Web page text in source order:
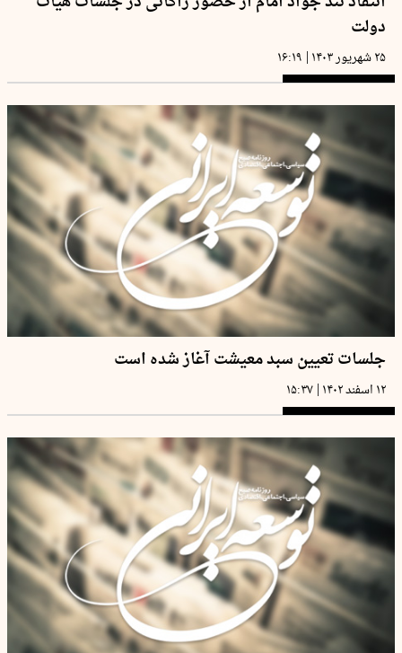
دولت
۲۵ شهریور ۱۴۰۳ | ۱۶:۱۹
جلسات تعیین سبد معیشت آغاز شده است
۱۲ اسفند ۱۴۰۲ | ۱۵:۳۷